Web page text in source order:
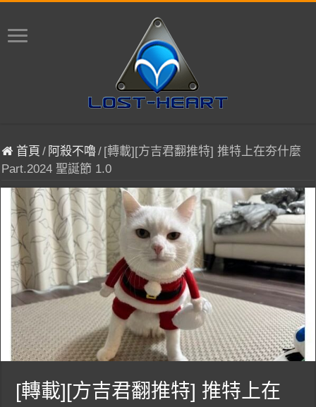
首頁 / 阿殺不嚕/ [轉載][方吉君翻推特] 推特上在夯什麼
Part.2024 聖誕節 1.0
[轉載][方吉君翻推特] 推特上在